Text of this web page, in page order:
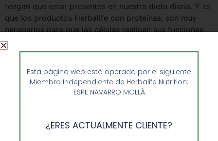
tengan que estar presentes en nuestra dieta diaria. Y es
que los productos Herbalife con proteínas, son muy
necesarios para que las células realicen sus funciones
básicas, para el crecimiento de nuestro cabello o uñas,
para la piel, etc. En Enformaherbal somos […]
Esta página web está operada por el siguiente
Miembro Independiente de Herbalife Nutrition:
ESPE NAVARRO MOLLÀ
¿ERES ACTUALMENTE CLIENTE?